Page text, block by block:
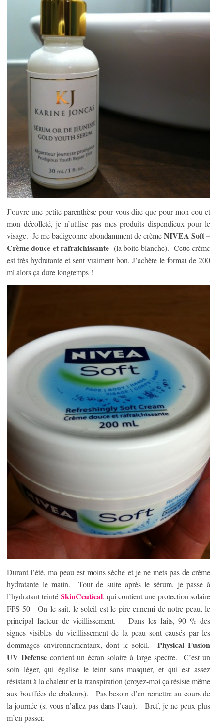
J’ouvre une petite parenthèse pour vous dire que pour mon cou et
mon décolleté, je n’utilise pas mes produits dispendieux pour le
visage. Je me badigeonne abondamment de crèmeNIVEA Soft –
Crème douce et rafraichissante (la boite blanche). Cette crème
est très hydratante et sent vraiment bon. J’achète le format de 200
ml alors ça dure longtemps !
Durant l’été, ma peau est moins sèche et je ne mets pas de crème
hydratante le matin. Tout de suite après le sérum, je passe à
l’hydratant teinté SkinCeutical, qui contient une protection solaire
FPS 50. On le sait, le soleil est le pire ennemi de notre peau, le
principal facteur de vieillissement. Dans les faits, 90 % des
signes visibles du vieillissement de la peau sont causés par les
dommages environnementaux, dont le soleil.Physical Fusion
UV Defense contient un écran solaire à large spectre. C’est un
soin léger, qui égalise le teint sans masquer, et qui est assez
résistant à la chaleur et la transpiration (croyez-moi ça résiste même
aux bouffées de chaleurs). Pas besoin d’en remettre au cours de
la journée (si vous n’allez pas dans l’eau). Bref, je ne peux plus
m’en passer.